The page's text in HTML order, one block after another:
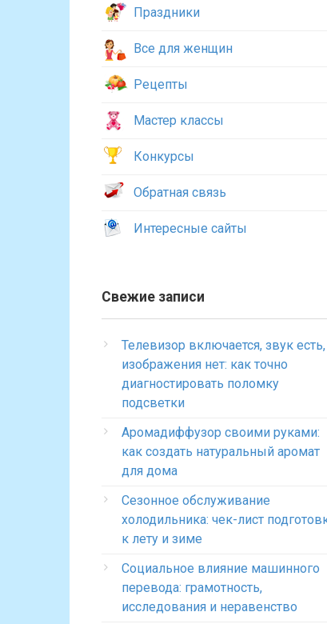
Праздники
Все для женщин
Рецепты
Мастер классы
Конкурсы
Обратная связь
Интересные сайты
Свежие записи
Телевизор включается, звук
изображения нет: как точно
диагностировать поломку
подсветки
Аромадиффузор своими руками:
как создать натуральный аромат
для дома
Сезонное обслуживание
холодильника: чек-лист
к лету и зиме
Социальное влияние машинного
перевода: грамотность,
исследования и неравенство